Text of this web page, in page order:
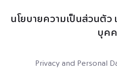
นโยบายความเป็นส่วนตั
บุค
Privacy and Personal